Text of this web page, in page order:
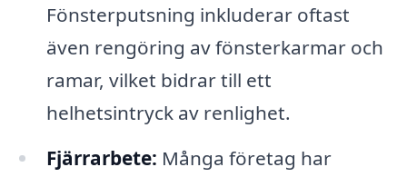
Fönsterputsning inkluderar oftast
även rengöring av fönsterkarmar och
ramar, vilket bidrar till ett
helhetsintryck av renlighet.
Fjärrarbete: Många företag har